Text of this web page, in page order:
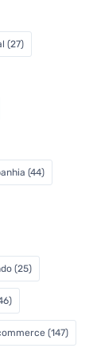
(27)
(44)
(25)
(147)